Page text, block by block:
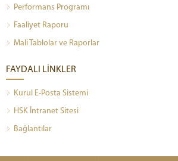
Performans Programı
Faaliyet Raporu
Mali Tablolar ve Raporlar
FAYDALI LİNKLER
Kurul E-Posta Sistemi
HSK İntranet Sitesi
Bağlantılar